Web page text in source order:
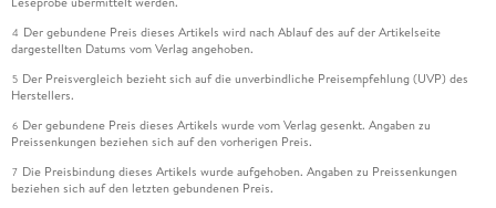
4 Der gebundene Preis dieses Artikels wird nach Ablauf des auf der Artikelseite
dargestellten Datums vom Verlag angehoben.
5 Der Preisvergleich bezieht sich auf die unverbindliche Preisempfehlung (UVP) des
Herstellers.
6 Der gebundene Preis dieses Artikels wurde vom Verlag gesenkt. Angaben zu
Preissenkungen beziehen sich auf den vorherigen Preis.
7 Die Preisbindung dieses Artikels wurde aufgehoben. Angaben zu Preissenkungen
beziehen sich auf den letzten gebundenen Preis.